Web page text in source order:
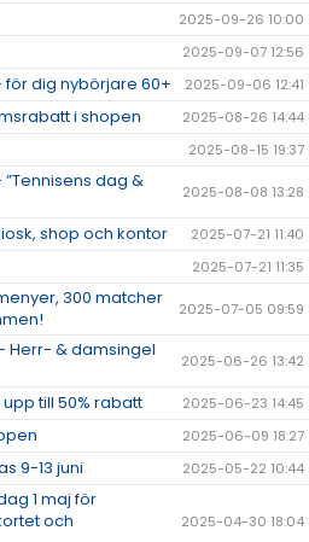
2025-09-26 10:00
2025-09-07 12:56
för dig nybörjare 60+ 2025-09-06 12:41
i shopen
2025-08-26 14:44
2025-08-15 19:37
”Tennisens dag &
2025-08-08 13:28
shop och kontor 2025-07-21 11:40
2025-07-21 11:35
300 matcher
2025-07-05 09:59
Herr- & damsingel
2025-06-26 13:42
till 50% rabatt 2025-06-23 14:45
2025-06-09 18:27
9-13 juni 2025-05-22 10:44
1 maj för
och
2025-04-30 18:04